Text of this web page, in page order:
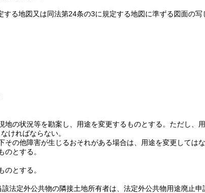
する地図又は同法第24条の3に規定する地図に準ずる図面の写
の状況等を勘案し、用途を変更するものとする。 ただし、
ければならない。
の他障害が生じるおそれがある場合は、用途を変更してはな
とする。
とする。
法定外公共物の隣接土地所有者は、法定外公共物用途廃止申